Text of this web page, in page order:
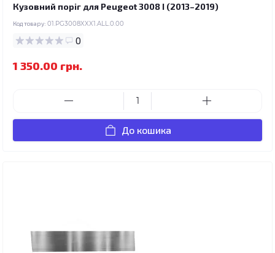
Кузовний поріг для Peugeot 3008 I (2013–2019)
Код товару: 01.PG3008XXX1.ALL.0.00
0
1 350.00 грн.
До кошика